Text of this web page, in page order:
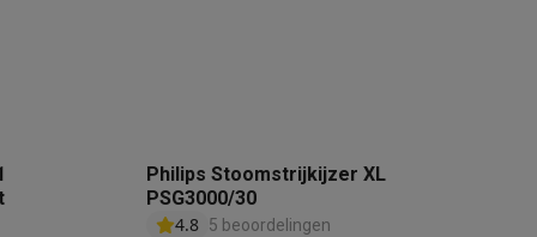
accessoires
Philips Stoomstrijkijzer XL
PSG3000/30
4.8 5 beoordelingen